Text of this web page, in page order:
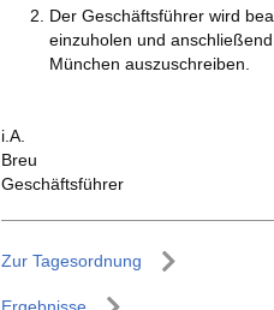
Der Geschäftsführer wird
einzuholen und
München auszuschreiben.
i.A.
Breu
Geschäftsführer
Zur Tagesordnung
Ergebnisse